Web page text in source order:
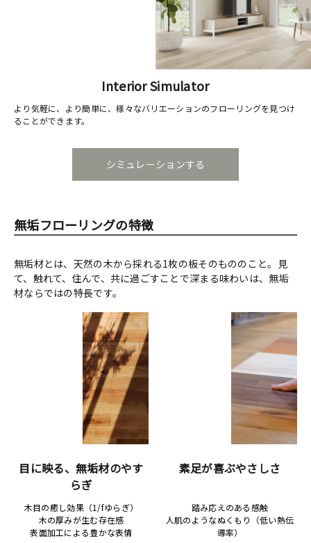
Interior Simulator
より気軽に、より簡単に、様々なバリエーションのフローリングを見つけ
ることができます。
シミュレーションする
無垢フローリングの特徴
無垢材とは、天然の木から採れる1枚の板そのもののこと。見
て、触れて、住んで、共に過ごすことで深まる味わいは、無垢
材ならではの特長です。
目に映る、無垢材のやす
らぎ
木目の癒し効果（1/fゆらぎ）
木の厚みが生む存在感
表面加工による豊かな表情
素足が喜ぶやさしさ
踏み応えのある感触
人肌のようなぬくもり（低い熱伝
導率）